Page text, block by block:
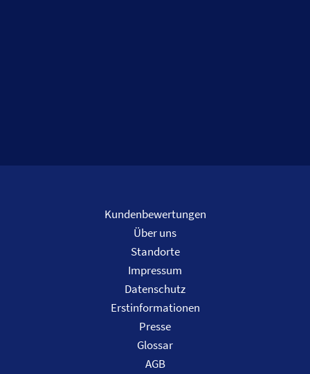
Kundenbewertungen
Über uns
Standorte
Impressum
Datenschutz
Erstinformationen
Presse
Glossar
AGB